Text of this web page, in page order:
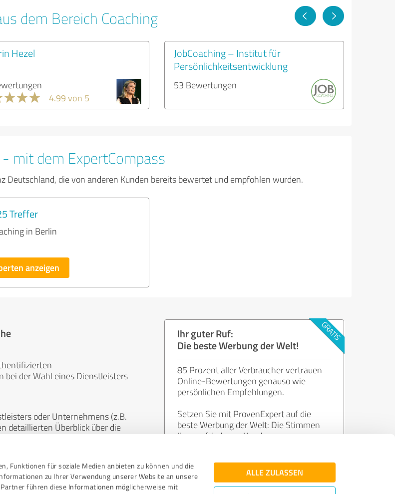
Funktionen für soziale Medien anbieten zu können und die
zu Ihrer Verwendung unserer Website an unsere
führen diese Informationen möglicherweise mit
ALLE ZULASSEN
dem Bereich Coaching
Hezel
4.99 von 5
JobCoaching – Institut für
Persönlichkeitsentwicklung
53 Bewertungen
mit dem ExpertCompass
Deutschland, die von anderen Kunden bereits bewertet und empfohlen wurden.
Treffer
in Berlin
anzeigen
bei der Wahl eines Dienstleisters
oder Unternehmens (z.B.
detaillierten Überblick über die
neutral. Bewertungen von
sind weder finanziell noch
Ihr guter Ruf:
Die beste Werbung der Welt!
85 Prozent aller Verbraucher vertrauen
Online-Bewertungen genauso wie
persönlichen Empfehlungen.
Setzen Sie mit ProvenExpert auf die
beste Werbung der Welt: Die Stimmen
Ihrer zufriedenen Kunden.
Jetzt kostenlos starten